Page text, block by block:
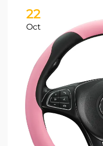
22
Oct